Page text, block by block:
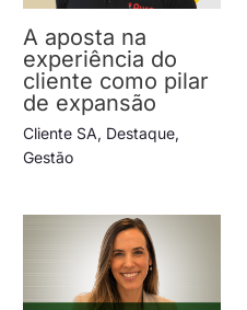
A aposta na
experiência do
cliente como pilar
de expansão
Cliente SA, Destaque,
Gestão